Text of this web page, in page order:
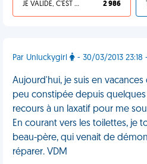
JE VALIDE, C'EST UNE VDM 2 986
Par Unluckygirl - 30/03/2013 23:18
Aujourd'hui, je suis en
peu constipée depuis
recours à un laxatif pour me
En courant vers les toilettes, je
beau-père, qui venait de
réparer. VDM